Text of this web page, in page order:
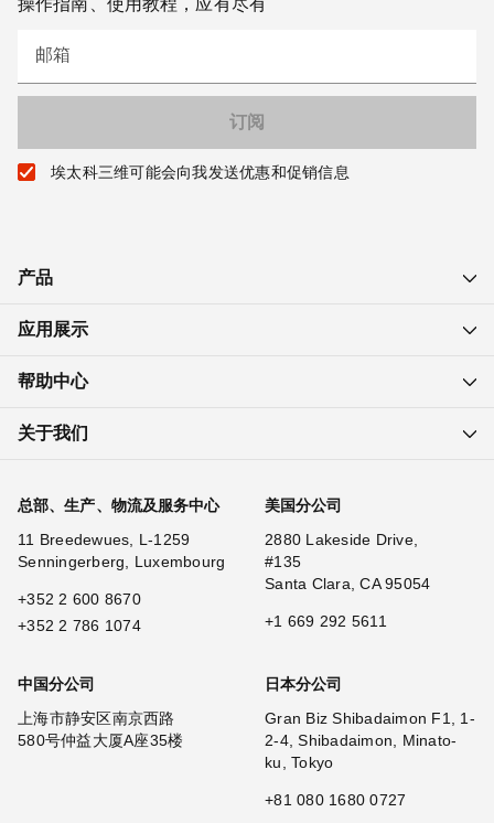
操作指南、使用教程，应有尽有
邮箱
埃太科三维可能会向我发送优惠和促销信息
产品
应用展示
帮助中心
关于我们
总部、生产、物流及服务中心
11 Breedewues, L-1259
Senningerberg, Luxembourg
+352 2 600 8670
+352 2 786 1074
美国分公司
2880 Lakeside Drive,
#135
Santa Clara, CA 95054
+1 669 292 5611
中国分公司
上海市静安区南京西路
580号仲益大厦A座35楼
日本分公司
Gran Biz Shibadaimon F1, 1-
2-4, Shibadaimon, Minato-
ku, Tokyo
+81 080 1680 0727